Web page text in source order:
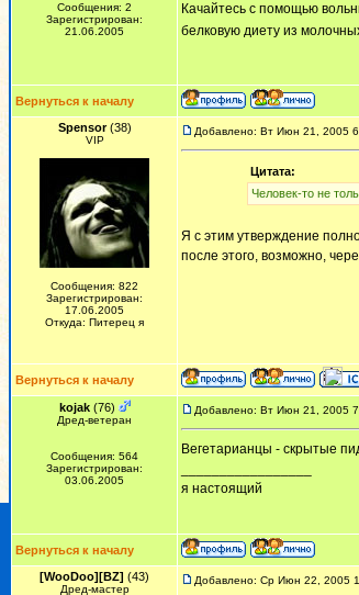
Сообщения: 2
Зарегистрирован:
21.06.2005
Качайтесь с помощью
белковую диету из
Вернуться к началу
Spensor(38)
VIP
Сообщения: 822
Зарегистрирован:
17.06.2005
Откуда: Питерец я
Добавлено: Вт Июн 21, 2005
Цитата:
Человек-то не
Я с этим утверждение
после этого, возможно,
Вернуться к началу
kojak(76)
Дред-ветеран
Сообщения: 564
Зарегистрирован:
03.06.2005
Добавлено: Вт Июн 21, 2005
Вегетарианцы - скрытые
я настоящий
Вернуться к началу
[WooDoo][BZ] (43)
Дред-мастер
Добавлено: Ср Июн 22, 2005